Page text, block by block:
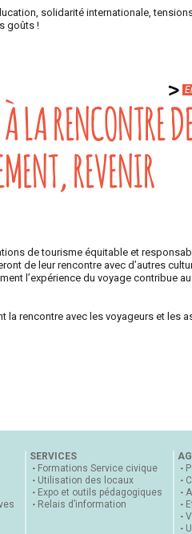
solidarité internationale,
goûts !
LA RENCONTRE
REVENIR
de tourisme équitable et
de leur rencontre avec d’autres
l’expérience du voyage contribue
la rencontre avec les voyageurs et les
SERVICES
Formations Service civique
Utilisation des locaux
Expo et outils pédagogiques
Relais d’information